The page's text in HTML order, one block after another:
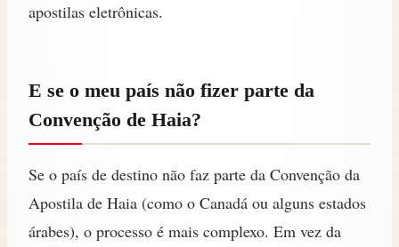
apostilas eletrônicas.
E se o meu país não fizer parte da
Convenção de Haia?
Se o país de destino não faz parte da Convenção da
Apostila de Haia (como o Canadá ou alguns estados
árabes), o processo é mais complexo. Em vez da